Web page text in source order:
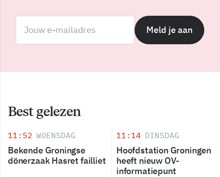
Meld je aan
Best gelezen
11:52 WOENSDAG
Bekende Groningse
dönerzaak Hasret failliet
11:14 DINSDAG
Hoofdstation Groningen
heeft nieuw OV-
informatiepunt